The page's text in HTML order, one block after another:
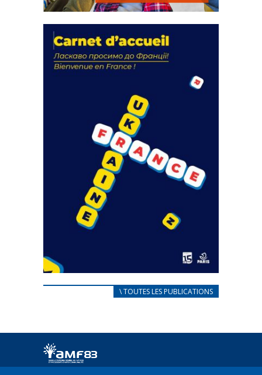
actions
18 septembre 2023
FEUILLETER
CARNET D’ACCUEIL
Afin d’accompagner au mieux les réfugiés
FEUILLETER
\ TOUTES LES PUBLICATIONS